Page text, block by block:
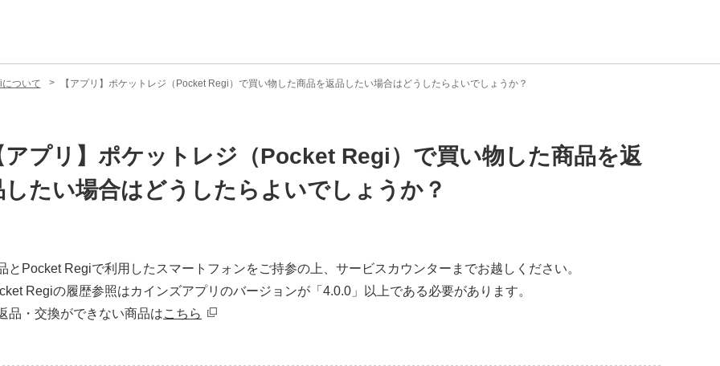
ついて 【アプリ】ポケットレジ（Pocket Regi）で買い物した商品を返品したい場合はどうしたらよいでしょうか？
アプリ】ポケットレジ（Pocket Regi）で買い物した商品を返
したい場合はどうしたらよいでしょうか？
とPocket Regiで利用したスマートフォンをご持参の上、サービスカウンターまでお越しください。
Regiの履歴参照はカインズアプリのバージョンが「4.0.0」以上である必要があります。
品・交換ができない商品はこちら